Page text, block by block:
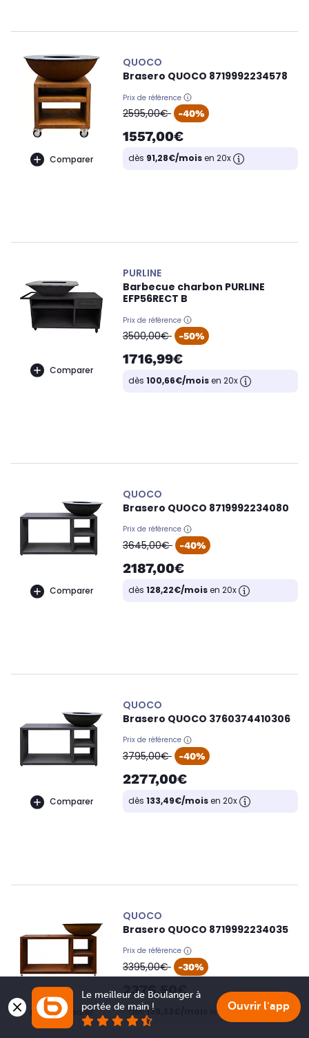
Comparer
QUOCO
Brasero QUOCO 8719992234578
Prix de référence
oldPrice
2595,00€ -40%
1557,00€
dès 91,28€/moisen 20x
Comparer
PURLINE
Barbecue charbon PURLINE
EFP56RECT B
Prix de référence
oldPrice
3500,00€ -50%
1716,99€
dès 100,66€/moisen 20x
Comparer
QUOCO
Brasero QUOCO 8719992234080
Prix de référence
oldPrice
3645,00€ -40%
2187,00€
dès 128,22€/moisen 20x
Comparer
QUOCO
Brasero QUOCO 3760374410306
Prix de référence
oldPrice
3795,00€ -40%
2277,00€
dès 133,49€/moisen 20x
Comparer
QUOCO
Brasero QUOCO 8719992234035
Prix de référence
oldPrice
3395,00€ -30%
2376,50€
dès139,33€/mois en 20x
Le meilleur de Boulanger à
portée de main !
Ouvrir l'app